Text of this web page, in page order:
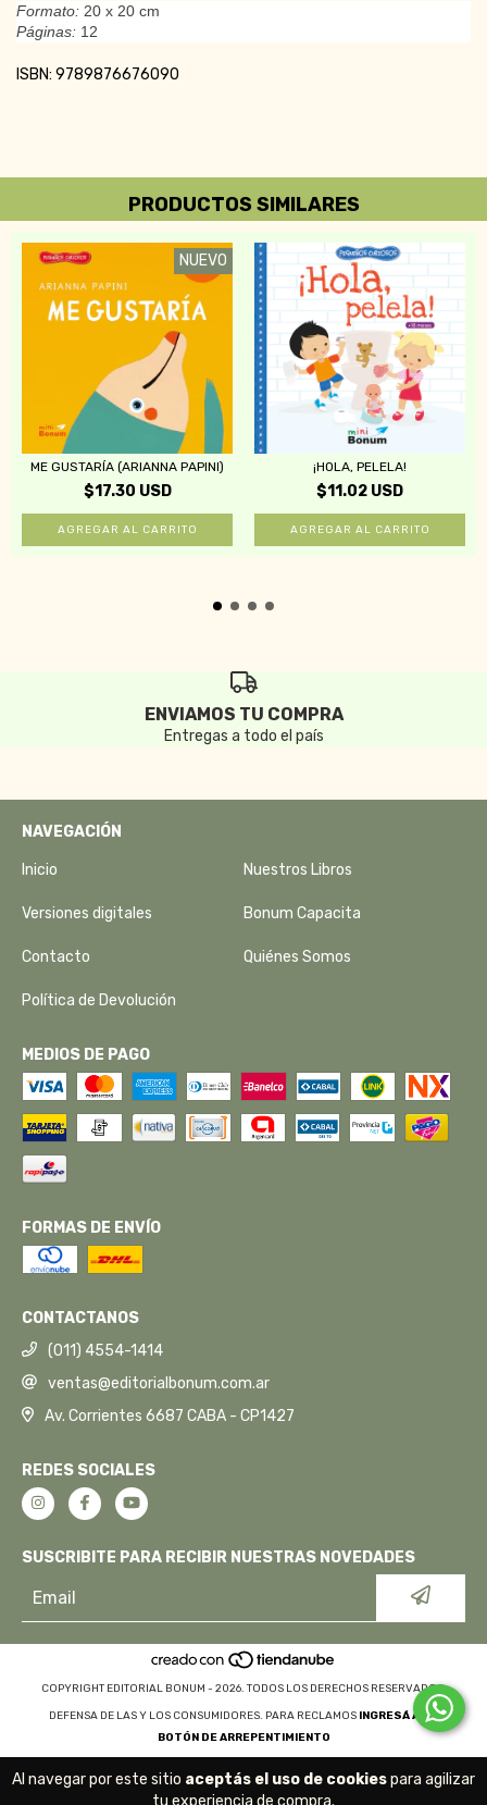
Al navegar por este sitio aceptás el uso de cookiespara agilizar
tu experiencia de compra.
Formato: 20 x 20 cm
Páginas: 12
ISBN: 9789876676090
PRODUCTOS SIMILARES
NUEVO
ME GUSTARÍA (ARIANNA PAPINI)
$17.30 USD
¡HOLA, PELELA!
$11.02 USD
ENVIAMOS TU COMPRA
Entregas a todo el país
NAVEGACIÓN
Inicio Nuestros Libros
Versiones digitales Bonum Capacita
Contacto Quiénes Somos
Política de Devolución
MEDIOS DE PAGO
FORMAS DE ENVÍO
CONTACTANOS
(011) 4554-1414
ventas@editorialbonum.com.ar
Av. Corrientes 6687 CABA - CP1427
REDES SOCIALES
SUSCRIBITE PARA RECIBIR NUESTRAS NOVEDADES
COPYRIGHT EDITORIAL BONUM - 2026. TODOS LOS DERECHOS RESERVADOS.
DEFENSA DE LAS Y LOS CONSUMIDORES. PARA RECLAMOS INGRESÁ ACÁ.
BOTÓN DE ARREPENTIMIENTO